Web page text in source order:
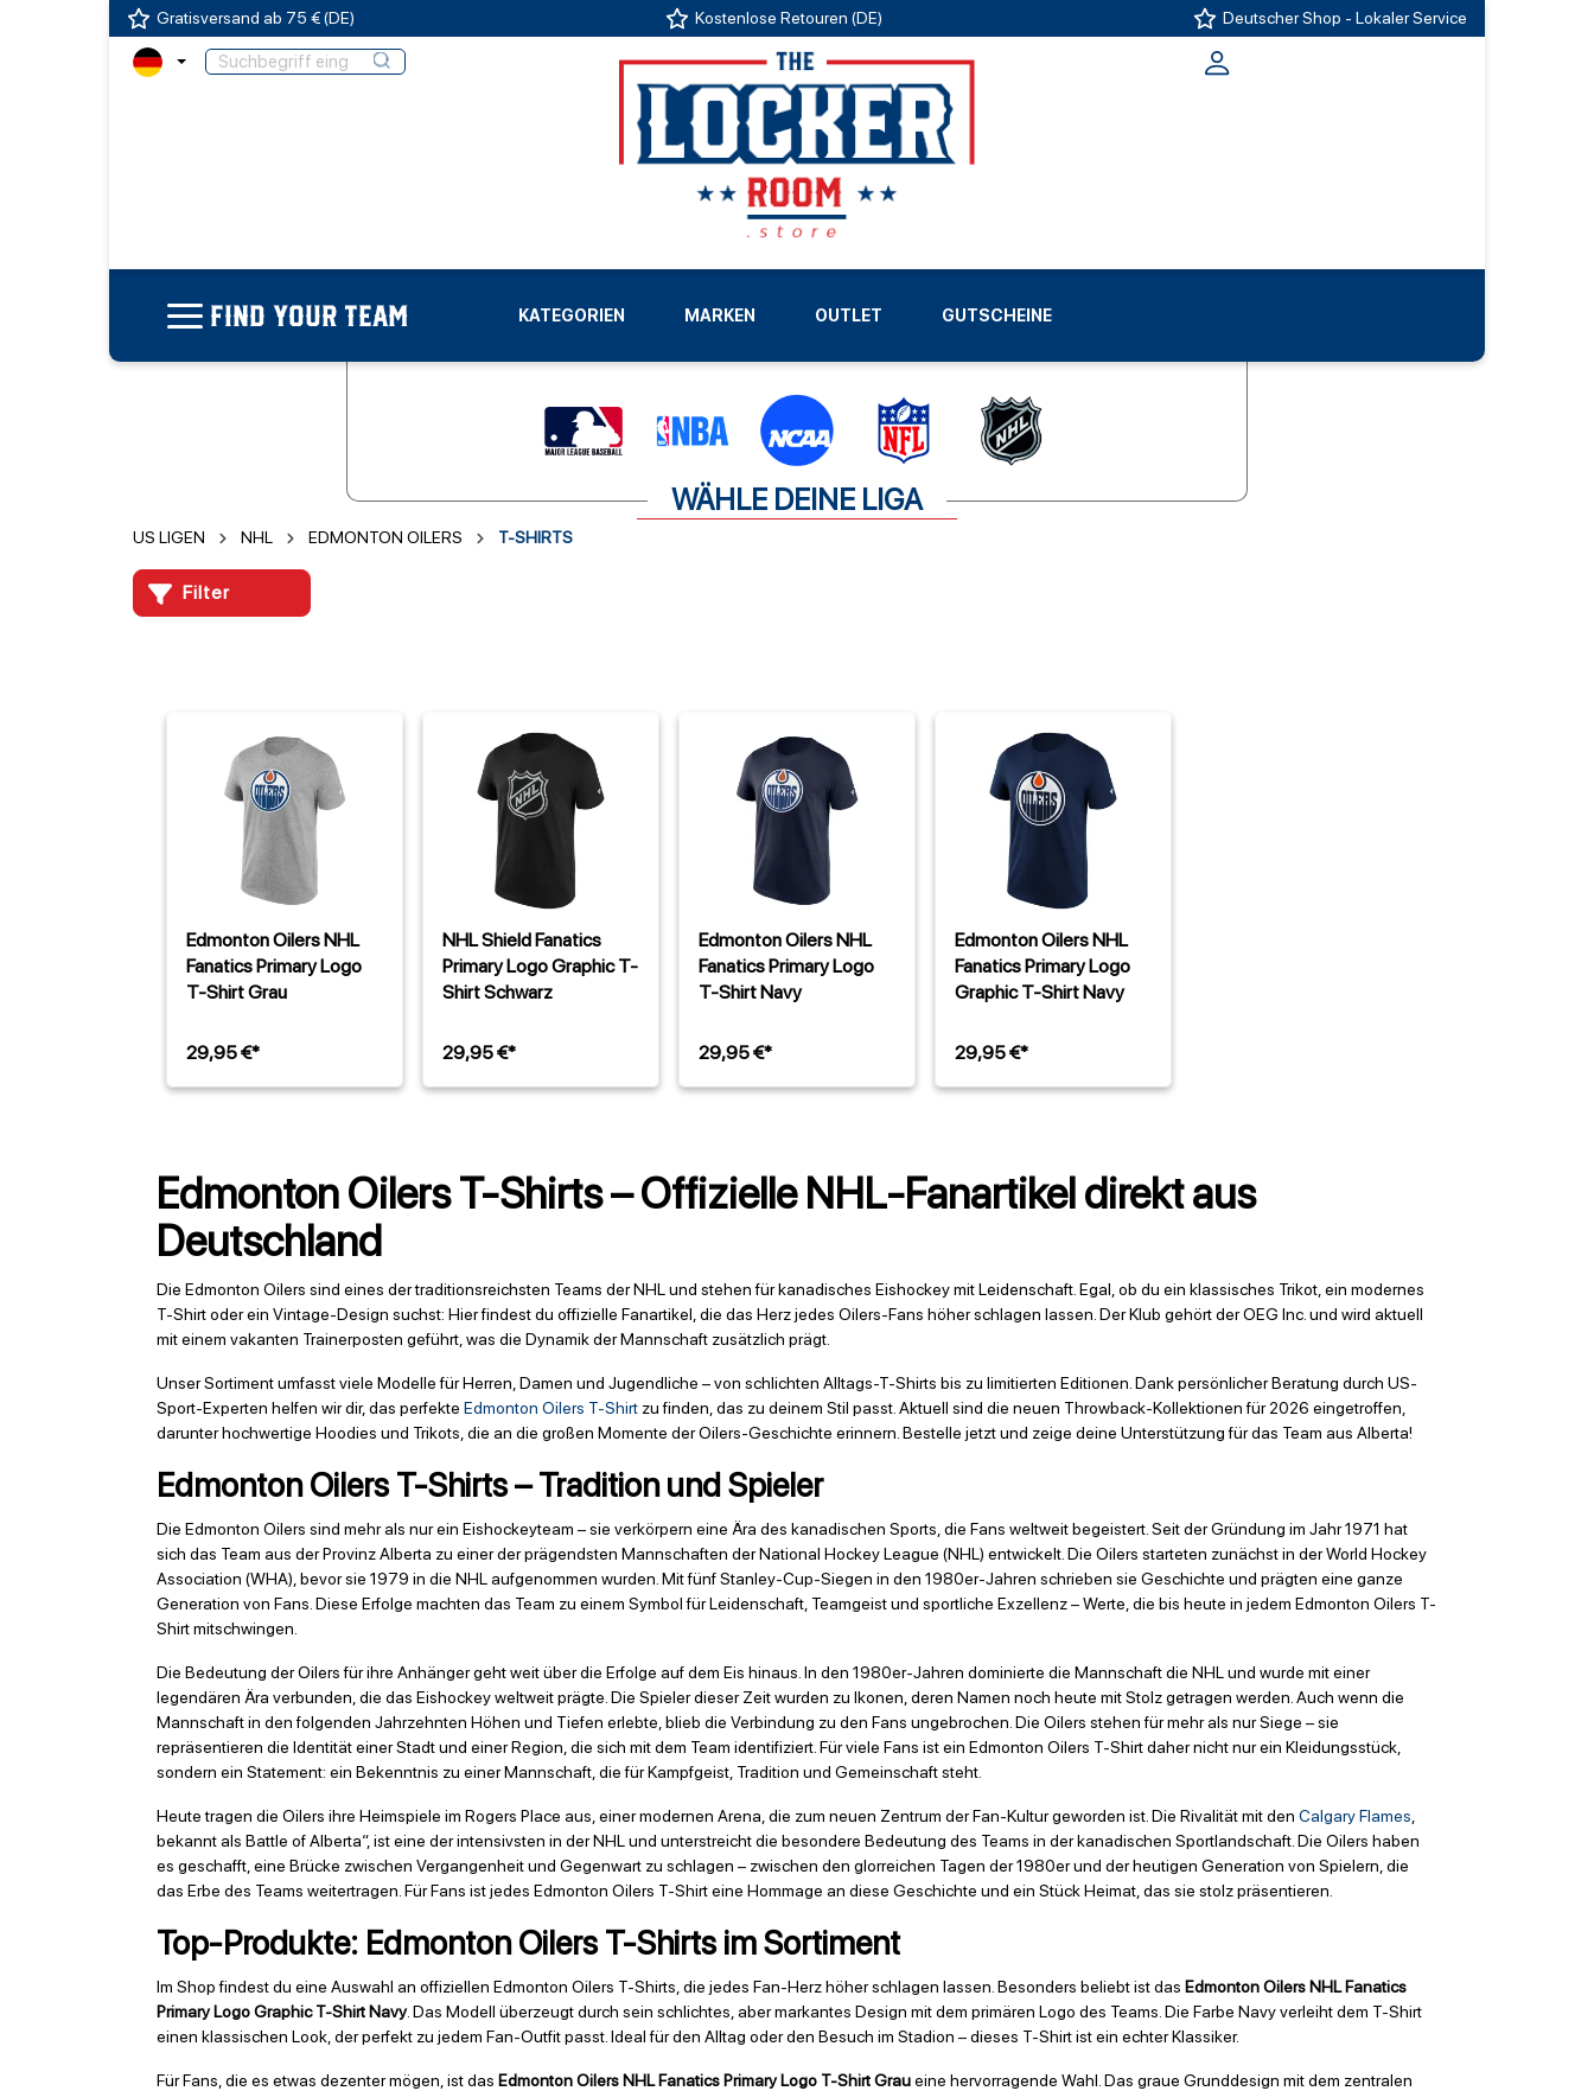
Gratisversand ab 75 € (DE) Kostenlose Retouren (DE) Deutscher Shop - Lokaler Service
FIND YOUR TEAM KATEGORIEN MARKEN
LIGEN
OUTLET GUTSCHEINE
WÄHLE DEINE LIGA
US LIGEN NHL EDMONTON OILERS T-SHIRTS
Filter
Edmonton Oilers NHL
Fanatics Primary Logo
T-Shirt Grau
29,95 €*
NHL Shield Fanatics
Primary Logo Graphic T-
Shirt Schwarz
29,95 €*
Edmonton Oilers NHL
Fanatics Primary Logo
T-Shirt Navy
29,95 €*
Edmonton Oilers NHL
Fanatics Primary Logo
Graphic T-Shirt Navy
29,95 €*
Edmonton Oilers T-Shirts – Offizielle NHL-Fanartikel direkt aus
Deutschland
Die Edmonton Oilers sind eines der traditionsreichsten Teams der NHL und stehen für kanadisches Eishockey mit Leidenschaft. Egal, ob du ein klassisches Trikot, ein modernes
T-Shirt oder ein Vintage-Design suchst: Hier findest du offizielle Fanartikel, die das Herz jedes Oilers-Fans höher schlagen lassen. Der Klub gehört der OEG Inc. und wird aktuell
mit einem vakanten Trainerposten geführt, was die Dynamik der Mannschaft zusätzlich prägt.
Unser Sortiment umfasst viele Modelle für Herren, Damen und Jugendliche – von schlichten Alltags-T-Shirts bis zu limitierten Editionen. Dank persönlicher Beratung durch US-
Sport-Experten helfen wir dir, das perfekte Edmonton Oilers T-Shirt zu finden, das zu deinem Stil passt. Aktuell sind die neuen Throwback-Kollektionen für 2026 eingetroffen,
darunter hochwertige Hoodies und Trikots, die an die großen Momente der Oilers-Geschichte erinnern. Bestelle jetzt und zeige deine Unterstützung für das Team aus Alberta!
Edmonton Oilers T-Shirts – Tradition und Spieler
Die Edmonton Oilers sind mehr als nur ein Eishockeyteam – sie verkörpern eine Ära des kanadischen Sports, die Fans weltweit begeistert. Seit der Gründung im Jahr 1971 hat
sich das Team aus der Provinz Alberta zu einer der prägendsten Mannschaften der National Hockey League (NHL) entwickelt. Die Oilers starteten zunächst in der World Hockey
Association (WHA), bevor sie 1979 in die NHL aufgenommen wurden. Mit fünf Stanley-Cup-Siegen in den 1980er-Jahren schrieben sie Geschichte und prägten eine ganze
Generation von Fans. Diese Erfolge machten das Team zu einem Symbol für Leidenschaft, Teamgeist und sportliche Exzellenz – Werte, die bis heute in jedem Edmonton Oilers T-
Shirt mitschwingen.
Die Bedeutung der Oilers für ihre Anhänger geht weit über die Erfolge auf dem Eis hinaus. In den 1980er-Jahren dominierte die Mannschaft die NHL und wurde mit einer
legendären Ära verbunden, die das Eishockey weltweit prägte. Die Spieler dieser Zeit wurden zu Ikonen, deren Namen noch heute mit Stolz getragen werden. Auch wenn die
Mannschaft in den folgenden Jahrzehnten Höhen und Tiefen erlebte, blieb die Verbindung zu den Fans ungebrochen. Die Oilers stehen für mehr als nur Siege – sie
repräsentieren die Identität einer Stadt und einer Region, die sich mit dem Team identifiziert. Für viele Fans ist ein Edmonton Oilers T-Shirt daher nicht nur ein Kleidungsstück,
sondern ein Statement: ein Bekenntnis zu einer Mannschaft, die für Kampfgeist, Tradition und Gemeinschaft steht.
Heute tragen die Oilers ihre Heimspiele im Rogers Place aus, einer modernen Arena, die zum neuen Zentrum der Fan-Kultur geworden ist. Die Rivalität mit den Calgary Flames
bekannt als Battle of Alberta“, ist eine der intensivsten in der NHL und unterstreicht die besondere Bedeutung des Teams in der kanadischen Sportlandschaft. Die Oilers haben
es geschafft, eine Brücke zwischen Vergangenheit und Gegenwart zu schlagen – zwischen den glorreichen Tagen der 1980er und der heutigen Generation von Spielern, die
das Erbe des Teams weitertragen. Für Fans ist jedes Edmonton Oilers T-Shirt eine Hommage an diese Geschichte und ein Stück Heimat, das sie stolz präsentieren.
Top-Produkte: Edmonton Oilers T-Shirts im Sortiment
Im Shop findest du eine Auswahl an offiziellen Edmonton Oilers T-Shirts, die jedes Fan-Herz höher schlagen lassen. Besonders beliebt ist das Edmonton Oilers NHL Fanatics
Primary Logo Graphic T-Shirt Navy. Das Modell überzeugt durch sein schlichtes, aber markantes Design mit dem primären Logo des Teams. Die Farbe Navy verleiht dem T-Shirt
einen klassischen Look, der perfekt zu jedem Fan-Outfit passt. Ideal für den Alltag oder den Besuch im Stadion – dieses T-Shirt ist ein echter Klassiker.
Für Fans, die es etwas dezenter mögen, ist das Edmonton Oilers NHL Fanatics Primary Logo T-Shirt Graueine hervorragende Wahl. Das graue Grunddesign mit dem zentralen